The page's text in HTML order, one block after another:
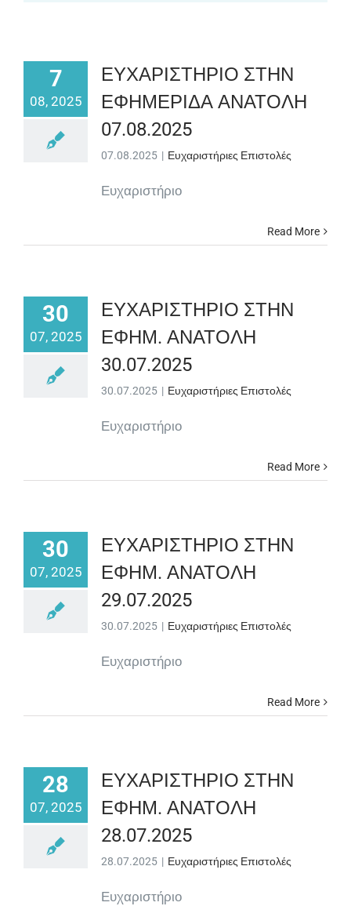
7
08, 2025
ΕΥΧΑΡΙΣΤΗΡΙΟ ΣΤΗΝ
ΕΦΗΜΕΡΙΔΑ ΑΝΑΤΟΛΗ
07.08.2025
07.08.2025 | Ευχαριστήριες Επιστολές
Ευχαριστήριο
Read More
30
07, 2025
ΕΥΧΑΡΙΣΤΗΡΙΟ ΣΤΗΝ
ΕΦΗΜ. ΑΝΑΤΟΛΗ
30.07.2025
30.07.2025 | Ευχαριστήριες Επιστολές
Ευχαριστήριο
Read More
30
07, 2025
ΕΥΧΑΡΙΣΤΗΡΙΟ ΣΤΗΝ
ΕΦΗΜ. ΑΝΑΤΟΛΗ
29.07.2025
30.07.2025 | Ευχαριστήριες Επιστολές
Ευχαριστήριο
Read More
28
07, 2025
ΕΥΧΑΡΙΣΤΗΡΙΟ ΣΤΗΝ
ΕΦΗΜ. ΑΝΑΤΟΛΗ
28.07.2025
28.07.2025 | Ευχαριστήριες Επιστολές
Ευχαριστήριο